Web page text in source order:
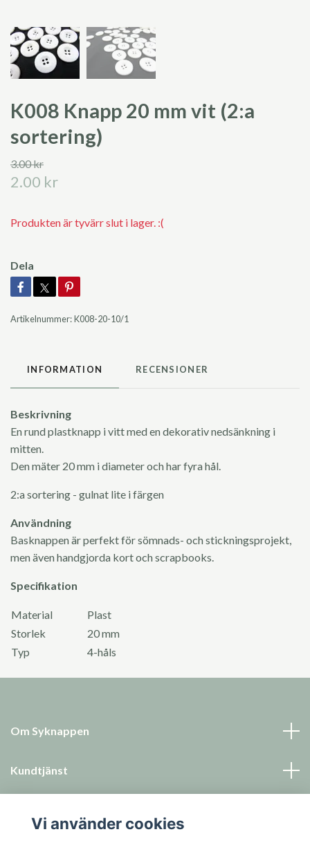
K008 Knapp 20 mm vit (2:a
sortering)
3.00 kr
2.00 kr
Produkten är tyvärr slut i lager. :(
Dela
Artikelnummer:K008-20-10/1
INFORMATION RECENSIONER
Beskrivning
En rund plastknapp i vitt med en dekorativ nedsänkning i
mitten.
Den mäter 20 mm i diameter och har fyra hål.
2:a sortering - gulnat lite i färgen
Användning
Basknappen är perfekt för sömnads- och stickningsprojekt,
men även handgjorda kort och scrapbooks.
Specifikation
Material
Plast
Storlek
20 mm
Typ
4-håls
Om Syknappen
Kundtjänst
Vi använder cookies